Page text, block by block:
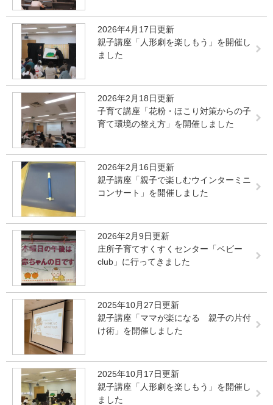
2026年4月17日更新
親子講座「人形劇を楽しもう」を開催し
ました
2026年2月18日更新
子育て講座「花粉・ほこり対策からの子
育て環境の整え方」を開催しました
2026年2月16日更新
親子講座「親子で楽しむウインターミニ
コンサート」を開催しました
2026年2月9日更新
庄所子育てすくすくセンター「ベビー
club」に行ってきました
2025年10月27日更新
親子講座「ママが楽になる 親子の片付
け術」を開催しました
2025年10月17日更新
親子講座「人形劇を楽しもう」を開催し
ました